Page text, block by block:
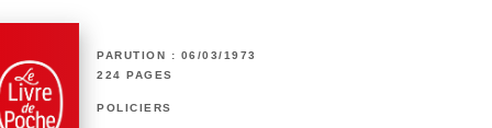
PARUTION : 06/03/1973
224 PAGES
POLICIERS